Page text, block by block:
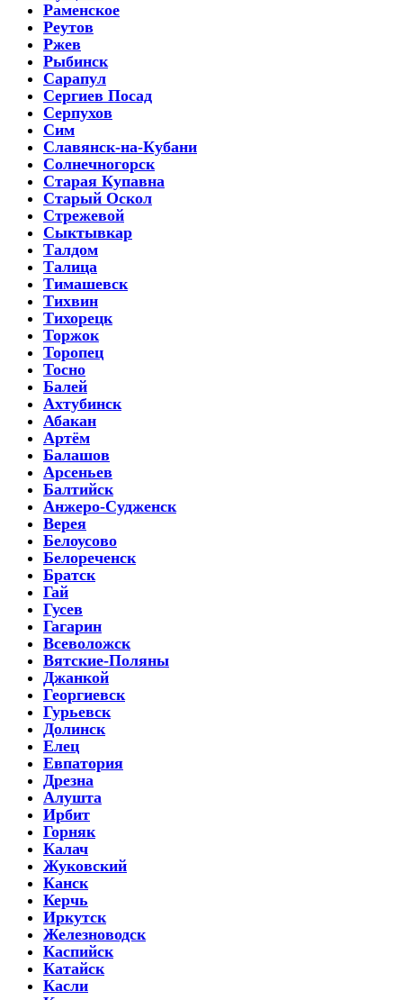
Раменское
Реутов
Ржев
Рыбинск
Сарапул
Сергиев Посад
Серпухов
Сим
Славянск-на-Кубани
Солнечногорск
Старая Купавна
Старый Оскол
Стрежевой
Сыктывкар
Талдом
Талица
Тимашевск
Тихвин
Тихорецк
Торжок
Торопец
Тосно
Балей
Ахтубинск
Абакан
Артём
Балашов
Арсеньев
Балтийск
Анжеро-Судженск
Верея
Белоусово
Белореченск
Братск
Гай
Гусев
Гагарин
Всеволожск
Вятские-Поляны
Джанкой
Георгиевск
Гурьевск
Долинск
Елец
Евпатория
Дрезна
Алушта
Ирбит
Горняк
Калач
Жуковский
Канск
Керчь
Иркутск
Железноводск
Каспийск
Катайск
Касли